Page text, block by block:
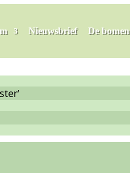
Nieuwsbrief De bomen